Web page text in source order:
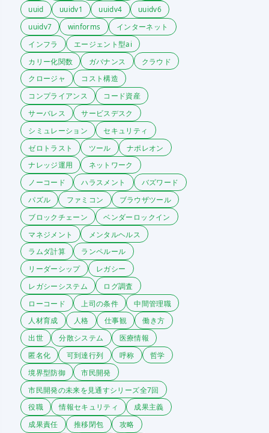
uuid uuidv1 uuidv4
uuidv6
uuidv7
winforms
インターネット
インフラ
エージェント型ai
カリー化関数
ガバナンス
クラウド
クロージャ
コスト構造
コンプライアンス
コード資産
サーバレス
サービスデスク
シミュレーション
セキュリティ
ゼロトラスト
ツール
ナポレオン
ナレッジ運用
ネットワーク
ノーコード
ハラスメント
バズワード
パズル
ファミコン
ブラウザツール
ブロックチェーン
ベンダーロックイン
マネジメント
メンタルヘルス
ラムダ計算
ランペルール
リーダーシップ
レガシー
レガシーシステム
ログ調査
ローコード
上司の条件
中間管理職
人材育成
人格 仕事観
働き方
出世
分散システム
医療情報
匿名化
可到達行列 呼称
哲学
境界型防御
市民開発
市民開発の未来を見通すシリーズ全7回
役職
情報セキュリティ
成果主義
成果責任
推移閉包
攻略